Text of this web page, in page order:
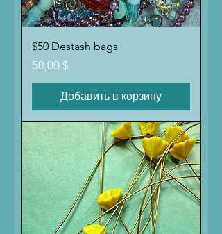
$50 Destash bags
Цена
50,00 $
Добавить в корзину